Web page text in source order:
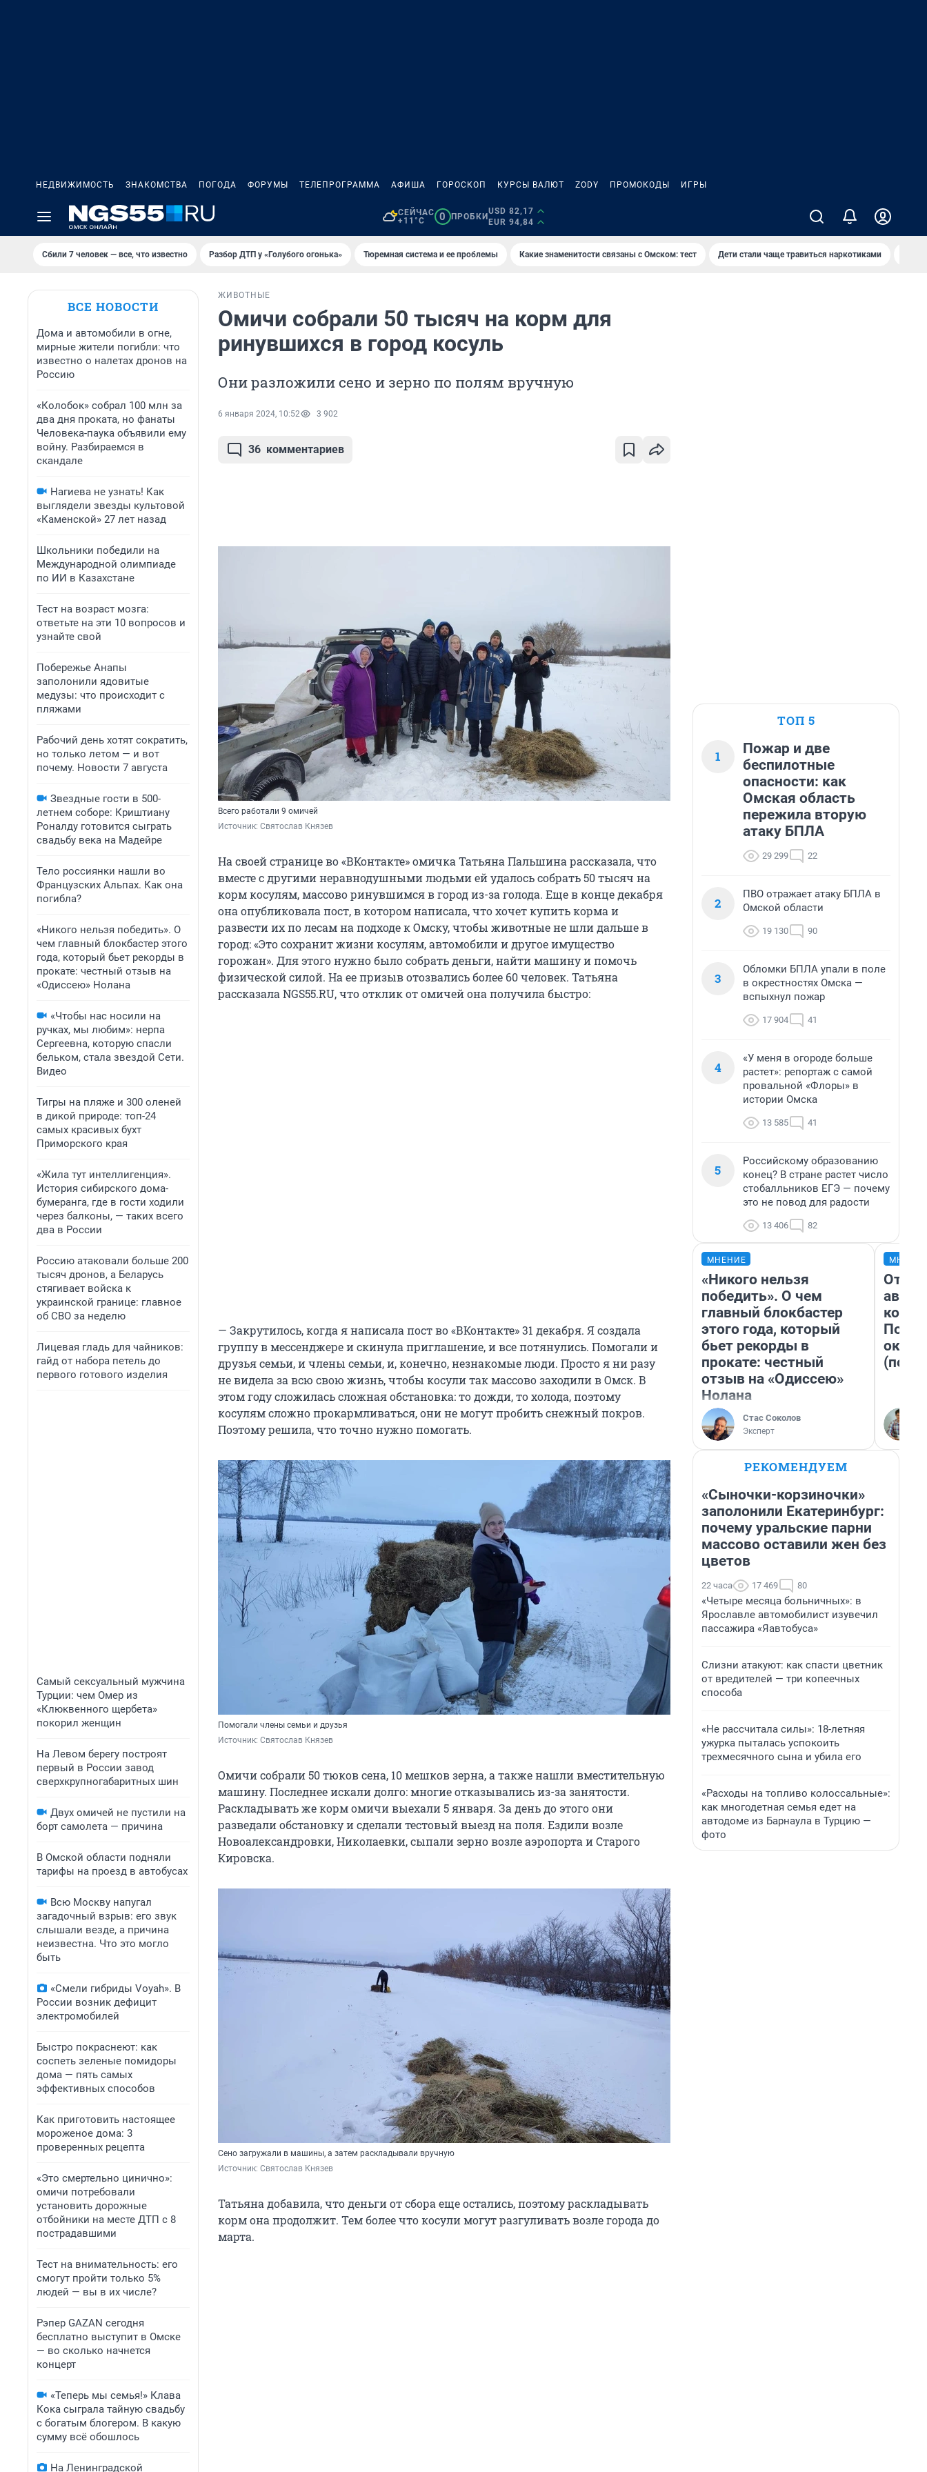
НЕДВИЖИМОСТЬ ЗНАКОМСТВА ПОГОДА ФОРУМЫ ТЕЛЕПРОГРАММА АФИША ГОРОСКОП КУРСЫ ВАЛЮТ ZODY ПРОМОКОДЫ ИГРЫ
СЕЙЧАС
+11°C
0 ПРОБКИ
USD 82,17
EUR 94,84
Сбили 7 человек — все, что известно Разбор ДТП у «Голубого огонька» Тюремная система и ее проблемы Какие знаменитости связаны с Омском: тест Дети стали чаще травиться наркотиками
ВСЕ НОВОСТИ
Дома и автомобили в огне,
мирные жители погибли: что
известно о налетах дронов на
Россию
«Колобок» собрал 100 млн за
два дня проката, но фанаты
Человека-паука объявили ему
войну. Разбираемся в
скандале
Нагиева не узнать! Как
выглядели звезды культовой
«Каменской» 27 лет назад
Школьники победили на
Международной олимпиаде
по ИИ в Казахстане
Тест на возраст мозга:
ответьте на эти 10 вопросов и
узнайте свой
Побережье Анапы
заполонили ядовитые
медузы: что происходит с
пляжами
Рабочий день хотят сократить,
но только летом — и вот
почему. Новости 7 августа
Звездные гости в 500-
летнем соборе: Криштиану
Роналду готовится сыграть
свадьбу века на Мадейре
Тело россиянки нашли во
Французских Альпах. Как она
погибла?
«Никого нельзя победить». О
чем главный блокбастер этого
года, который бьет рекорды в
прокате: честный отзыв на
«Одиссею» Нолана
«Чтобы нас носили на
ручках, мы любим»: нерпа
Сергеевна, которую спасли
бельком, стала звездой Сети.
Видео
Тигры на пляже и 300 оленей
в дикой природе: топ-24
самых красивых бухт
Приморского края
«Жила тут интеллигенция».
История сибирского дома-
бумеранга, где в гости ходили
через балконы, — таких всего
два в России
Россию атаковали больше 200
тысяч дронов, а Беларусь
стягивает войска к
украинской границе: главное
об СВО за неделю
Лицевая гладь для чайников:
гайд от набора петель до
первого готового изделия
Самый сексуальный мужчина
Турции: чем Омер из
«Клюквенного щербета»
покорил женщин
На Левом берегу построят
первый в России завод
сверхкрупногабаритных шин
Двух омичей не пустили на
борт самолета — причина
В Омской области подняли
тарифы на проезд в автобусах
Всю Москву напугал
загадочный взрыв: его звук
слышали везде, а причина
неизвестна. Что это могло
быть
«Смели гибриды Voyah». В
России возник дефицит
электромобилей
Быстро покраснеют: как
соспеть зеленые помидоры
дома — пять самых
эффективных способов
Как приготовить настоящее
мороженое дома: 3
проверенных рецепта
«Это смертельно цинично»:
омичи потребовали
установить дорожные
отбойники на месте ДТП с 8
пострадавшими
Тест на внимательность: его
смогут пройти только 5%
людей — вы в их числе?
Рэпер GAZAN сегодня
бесплатно выступит в Омске
— во сколько начнется
концерт
«Теперь мы семья!» Клава
Кока сыграла тайную свадьбу
с богатым блогером. В какую
сумму всё обошлось
На Ленинградской
ЖИВОТНЫЕ
Омичи собрали 50 тысяч на корм для
ринувшихся в город косуль
Они разложили сено и зерно по полям вручную
6 января 2024, 10:52 3 902
36 комментариев
Всего работали 9 омичей
Источник: Святослав Князев
На своей странице во «ВКонтакте» омичка Татьяна Пальшина рассказала, что
вместе с другими неравнодушными людьми ей удалось собрать 50 тысяч на
корм косулям, массово ринувшимся в город из-за голода. Еще в конце декабря
она опубликовала пост, в котором написала, что хочет купить корма и
развести их по лесам на подходе к Омску, чтобы животные не шли дальше в
город: «Это сохранит жизни косулям, автомобили и другое имущество
горожан». Для этого нужно было собрать деньги, найти машину и помочь
физической силой. На ее призыв отозвались более 60 человек. Татьяна
рассказала NGS55.RU, что отклик от омичей она получила быстро:
— Закрутилось, когда я написала пост во «ВКонтакте» 31 декабря. Я создала
группу в мессенджере и скинула приглашение, и все потянулись. Помогали и
друзья семьи, и члены семьи, и, конечно, незнакомые люди. Просто я ни разу
не видела за всю свою жизнь, чтобы косули так массово заходили в Омск. В
этом году сложилась сложная обстановка: то дожди, то холода, поэтому
косулям сложно прокармливаться, они не могут пробить снежный покров.
Поэтому решила, что точно нужно помогать.
Помогали члены семьи и друзья
Источник: Святослав Князев
Омичи собрали 50 тюков сена, 10 мешков зерна, а также нашли вместительную
машину. Последнее искали долго: многие отказывались из-за занятости.
Раскладывать же корм омичи выехали 5 января. За день до этого они
разведали обстановку и сделали тестовый выезд на поля. Ездили возле
Новоалександровки, Николаевки, сыпали зерно возле аэропорта и Старого
Кировска.
Сено загружали в машины, а затем раскладывали вручную
Источник: Святослав Князев
Татьяна добавила, что деньги от сбора еще остались, поэтому раскладывать
корм она продолжит. Тем более что косули могут разгуливать возле города до
марта.
ТОП 5
1
Пожар и две
беспилотные
опасности: как
Омская область
пережила вторую
атаку БПЛА
29 299 22
2
ПВО отражает атаку БПЛА в
Омской области
19 130 90
3
Обломки БПЛА упали в поле
в окрестностях Омска —
вспыхнул пожар
17 904 41
4
«У меня в огороде больше
растет»: репортаж с самой
провальной «Флоры» в
истории Омска
13 585 41
5
Российскому образованию
конец? В стране растет число
стобалльников ЕГЭ — почему
это не повод для радости
13 406 82
МНЕНИЕ
«Никого нельзя
победить». О чем
главный блокбастер
этого года, который
бьет рекорды в
прокате: честный
отзыв на «Одиссею»
Нолана
Стас Соколов
Эксперт
От
РЕКОМЕНДУЕМ
«Сыночки-корзиночки»
заполонили Екатеринбург:
почему уральские парни
массово оставили жен без
цветов
22 часа 17 469 80
«Четыре месяца больничных»: в
Ярославле автомобилист изувечил
пассажира «Яавтобуса»
Слизни атакуют: как спасти цветник
от вредителей — три копеечных
способа
«Не рассчитала силы»: 18-летняя
ужурка пыталась успокоить
трехмесячного сына и убила его
«Расходы на топливо колоссальные»:
как многодетная семья едет на
автодоме из Барнаула в Турцию —
фото